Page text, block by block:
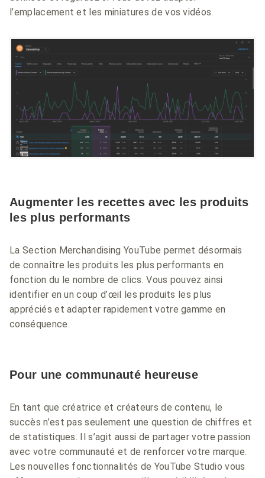
l’emplacement et les miniatures de vos vidéos.
Augmenter les recettes avec les produits
les plus performants
La Section Merchandising YouTube permet désormais
de connaître les produits les plus performants en
fonction du le nombre de clics. Vous pouvez ainsi
identifier en un coup d’œil les produits les plus
appréciés et adapter rapidement votre gamme en
conséquence.
Pour une communauté heureuse
En tant que créatrice et créateurs de contenu, le
succès n’est pas seulement une question de chiffres et
de statistiques. Il s’agit aussi de partager votre passion
avec votre communauté et de renforcer votre marque.
Les nouvelles fonctionnalités de YouTube Studio vous